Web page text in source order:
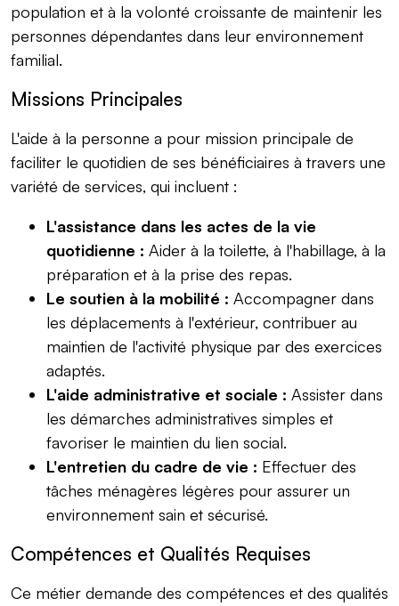
population et à la volonté croissante de maintenir les
personnes dépendantes dans leur environnement
familial.
Missions Principales
L'aide à la personne a pour mission principale de
faciliter le quotidien de ses bénéficiaires à travers une
variété de services, qui incluent :
L'assistance dans les actes de la vie
quotidienne : Aider à la toilette, à l'habillage, à la
préparation et à la prise des repas.
Le soutien à la mobilité : Accompagner dans
les déplacements à l'extérieur, contribuer au
maintien de l'activité physique par des exercices
adaptés.
L'aide administrative et sociale : Assister dans
les démarches administratives simples et
favoriser le maintien du lien social.
L'entretien du cadre de vie : Effectuer des
tâches ménagères légères pour assurer un
environnement sain et sécurisé.
Compétences et Qualités Requises
Ce métier demande des compétences et des qualités